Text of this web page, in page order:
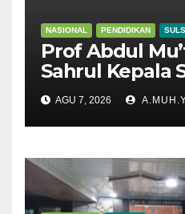
NASIONAL PENDIDIKAN
Prof Abdul
Sahrul Kepala
AGU 7, 2026